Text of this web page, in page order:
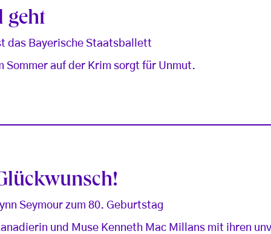
geht
das Bayerische Staatsballett
Sommer auf der Krim sorgt für Unmut.
Seymour zum 80. Geburtstag
und Muse Kenneth Mac Millans mit ihren